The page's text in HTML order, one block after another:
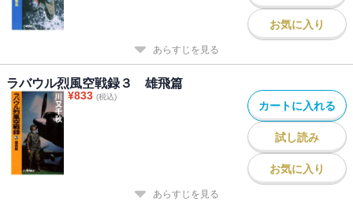
お気に入り
あらすじを見る
ラバウル烈風空戦録３ 雄飛篇
¥833 (税込)
カートに入れる
試し読み
お気に入り
あらすじを見る